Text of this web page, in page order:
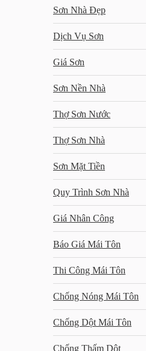
Sơn Nhà Đẹp
Dịch Vụ Sơn
Giá Sơn
Sơn Nền Nhà
Thợ Sơn Nước
Thợ Sơn Nhà
Sơn Mặt Tiền
Quy Trình Sơn Nhà
Giá Nhân Công
Báo Giá Mái Tôn
Thi Công Mái Tôn
Chống Nóng Mái Tôn
Chống Dột Mái Tôn
Chống Thấm Dột